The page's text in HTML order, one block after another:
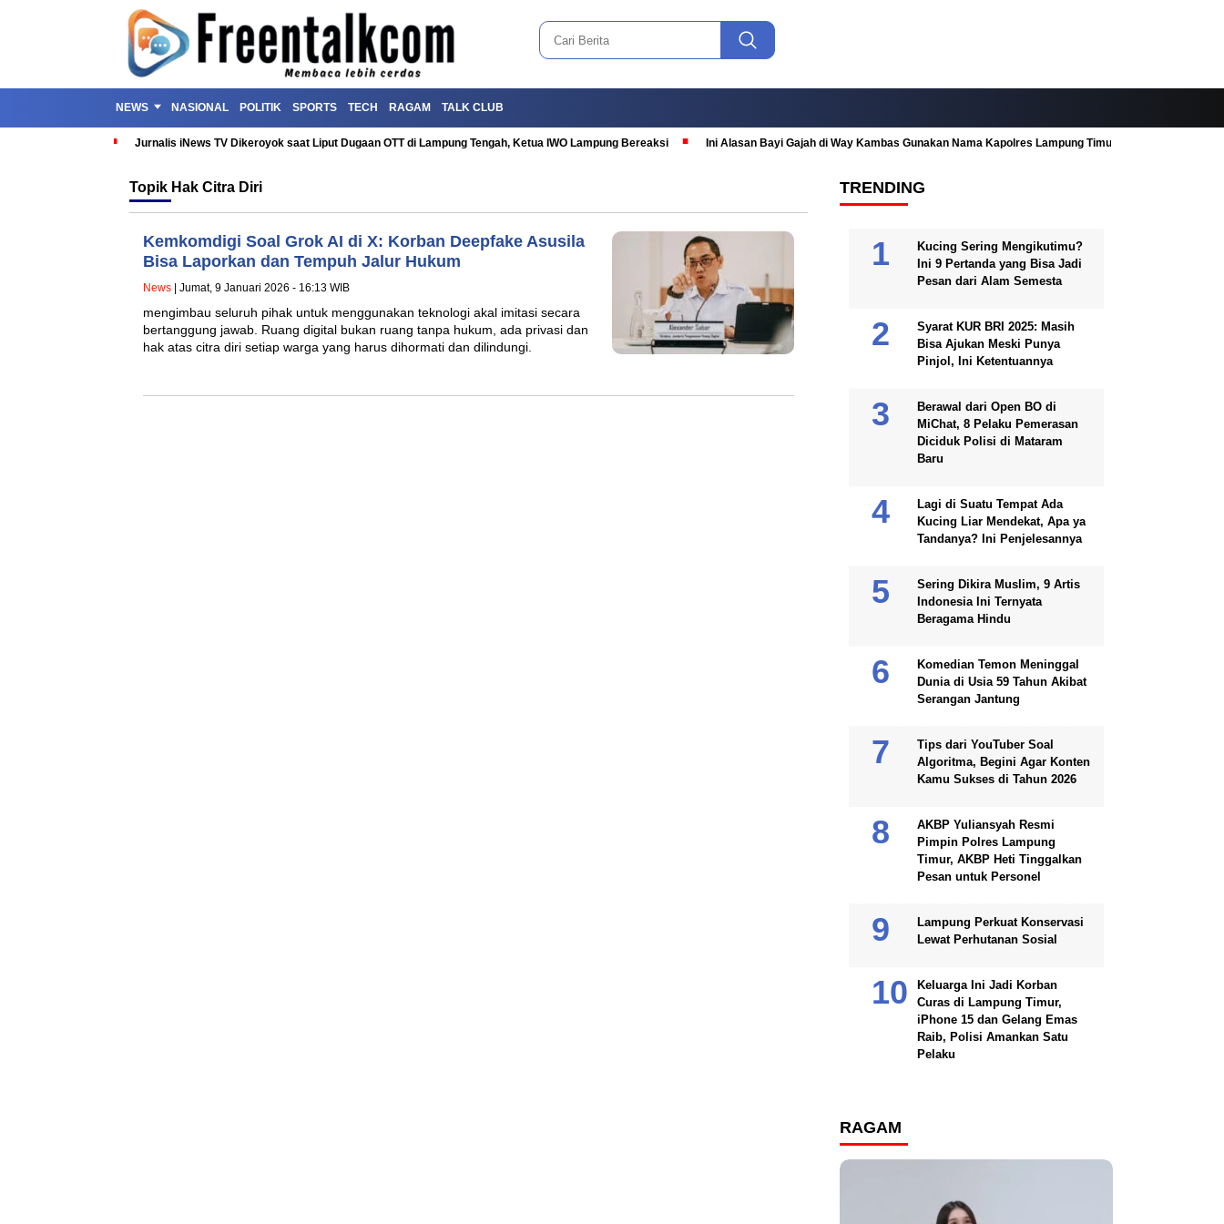
NEWS NASIONAL POLITIK SPORTS TECH RAGAM TALK CLUB
Jurnalis iNews TV Dikeroyok saat Liput Dugaan OTT di Lampung Tengah, Ketua IWO Lampung Bereaksi Ini Alasan Bayi Gajah di Way Kambas Gunakan Nama Kapolres Lampung Timur
Topik Hak Citra Diri
Kemkomdigi Soal Grok AI di X: Korban Deepfake Asusila
Bisa Laporkan dan Tempuh Jalur Hukum
News | Jumat, 9 Januari 2026 - 16:13 WIB
mengimbau seluruh pihak untuk menggunakan teknologi akal imitasi secara
bertanggung jawab. Ruang digital bukan ruang tanpa hukum, ada privasi dan
hak atas citra diri setiap warga yang harus dihormati dan dilindungi.
TRENDING
Kucing Sering Mengikutimu?
Ini 9 Pertanda yang Bisa Jadi
Pesan dari Alam Semesta
Syarat KUR BRI 2025: Masih
Bisa Ajukan Meski Punya
Pinjol, Ini Ketentuannya
Berawal dari Open BO di
MiChat, 8 Pelaku Pemerasan
Diciduk Polisi di Mataram
Baru
Lagi di Suatu Tempat Ada
Kucing Liar Mendekat, Apa ya
Tandanya? Ini Penjelesannya
Sering Dikira Muslim, 9 Artis
Indonesia Ini Ternyata
Beragama Hindu
Komedian Temon Meninggal
Dunia di Usia 59 Tahun Akibat
Serangan Jantung
Tips dari YouTuber Soal
Algoritma, Begini Agar Konten
Kamu Sukses di Tahun 2026
AKBP Yuliansyah Resmi
Pimpin Polres Lampung
Timur, AKBP Heti Tinggalkan
Pesan untuk Personel
Lampung Perkuat Konservasi
Lewat Perhutanan Sosial
Keluarga Ini Jadi Korban
Curas di Lampung Timur,
iPhone 15 dan Gelang Emas
Raib, Polisi Amankan Satu
Pelaku
RAGAM